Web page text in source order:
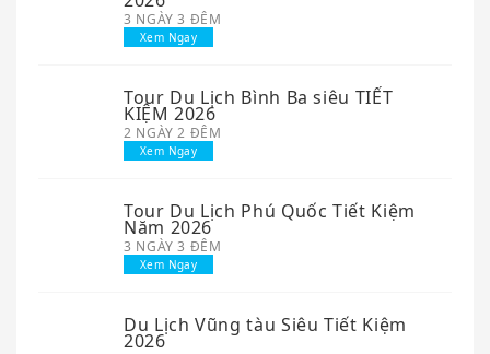
3 NGÀY 3 ĐÊM
Xem Ngay
Tour Du Lịch Bình Ba siêu TIẾT
KIỆM 2026
2 NGÀY 2 ĐÊM
Xem Ngay
Tour Du Lịch Phú Quốc Tiết Kiệm
Năm 2026
3 NGÀY 3 ĐÊM
Xem Ngay
Du Lịch Vũng tàu Siêu Tiết Kiệm
2026